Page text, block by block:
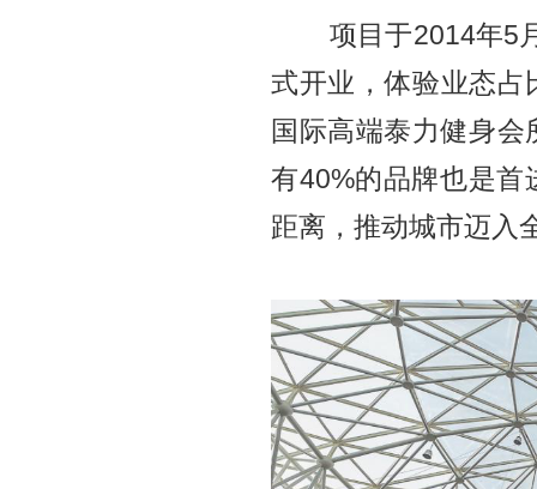
项目于2014年5
式开业，体验业态占
国际高端泰力健身
有40%的品牌也是首
距离，推动城市迈入